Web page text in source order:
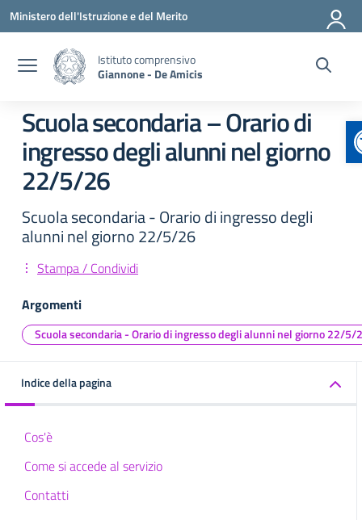
Vai ai contenuti
Vai al menu di navigazione
Vai al footer
Ministero dell'Istruzione e del Merito
Istituto comprensivo
Giannone - De Amicis
Scuola secondaria – Orario di
ingresso degli alunni nel giorno
22/5/26
Scuola secondaria - Orario di ingresso degli
alunni nel giorno 22/5/26
Stampa / Condividi
Argomenti
Scuola secondaria - Orario di ingresso degli alunni nel giorno 22/5/
Indice della pagina
Cos'è
Come si accede al servizio
Contatti